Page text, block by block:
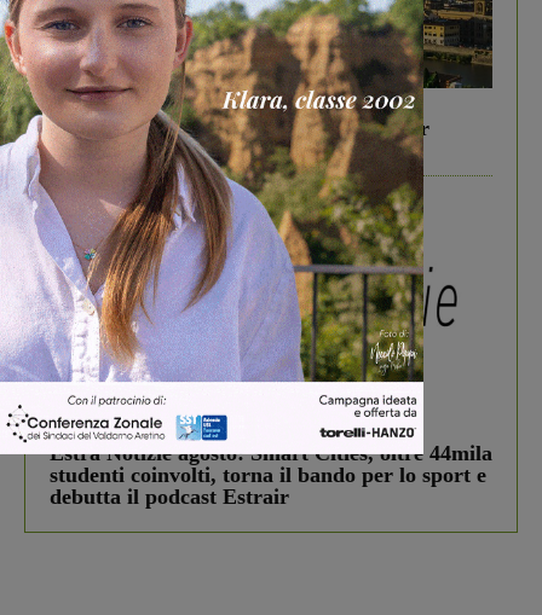
In vetrina 6 Agosto 2026
Gita di famiglia a Firenze: 5 idee per far
divertire i tuoi figli
In vetrina 3 Agosto 2026
Estra Notizie agosto: Smart Cities, oltre 44mila
studenti coinvolti, torna il bando per lo sport e
debutta il podcast Estrair